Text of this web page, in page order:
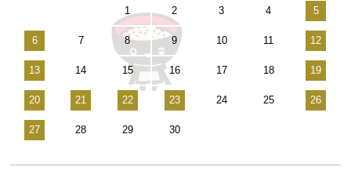
1 2 3 4 5
6 7 8 9 10 11 12
13 14 15 16 17 18 19
20 21 22 23 24 25 26
27 28 29 30